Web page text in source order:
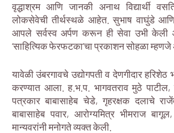
वृद्धाश्रम आणि जानकी अनाथ विद्यार्थी
लोकसेवेची तीर्थस्थळे आहेत. सुभाष वाघुंडे आणि
आपले सर्वस्व अर्पण करून ही सेवा उभी केली
‘साहित्यिक फेरफटका’चा प्रकाशन सोहळा
यावेळी उंबरगावचे उद्योगपती व देणगीदार
करण्यात आला. ह.भ.प. भागवतराव मुठे पाटील,
पत्रकार बाबासाहेब चेडे, गृहरक्षक दलाचे
बाबासाहेब पवार, आरोग्यमित्र भीमराज
मान्यवरांनी मनोगते व्यक्त केली.